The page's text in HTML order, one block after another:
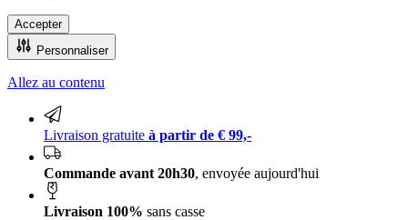
Accepter
Personnaliser
Livraison 100% sans casse
Allez au contenu
Livraison gratuite à partir de € 99,-
Commande avant 20h30, envoyée aujourd'hui
Livraison 100% sans casse